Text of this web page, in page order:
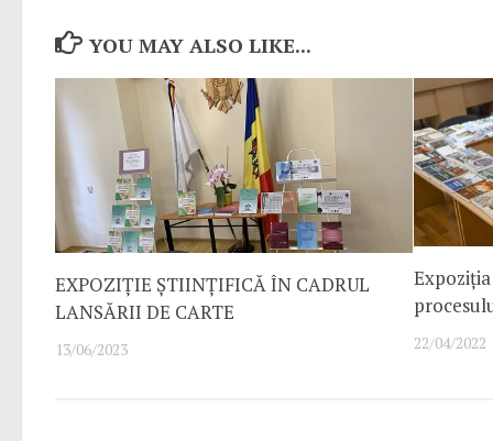
YOU MAY ALSO LIKE...
EXPOZIȚIE ȘTIINȚIFICĂ ÎN CADRUL
LANSĂRII DE CARTE
13/06/2023 22/04/2022